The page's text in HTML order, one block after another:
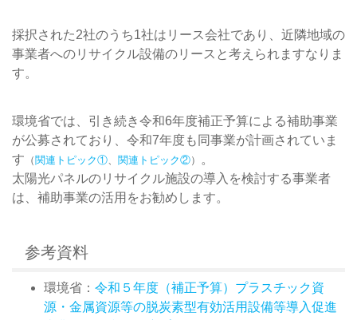
採択された2社のうち1社はリース会社であり、近隣地域の
事業者へのリサイクル設備のリースと考えられますなりま
す。
環境省では、引き続き令和6年度補正予算による補助事業
が公募されており、令和7年度も同事業が計画されていま
す （関連トピック① 関連トピック②）
。
太陽光パネルのリサイクル施設の導入を検討する事業者
は、補助事業の活用をお勧めします。
参考資料
環境省： 令和５年度（補正予算）プラスチック資
源・金属資源等の脱炭素型有効活用設備等導入促進